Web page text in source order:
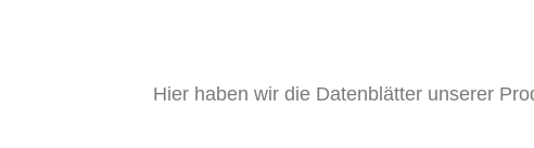
Hier haben wir die Datenblätter unserer